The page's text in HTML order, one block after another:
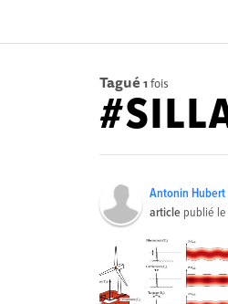
Tagué 1 fois
Antonin Hubert
article publié